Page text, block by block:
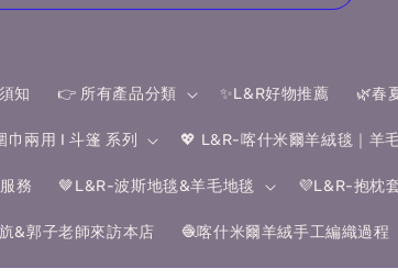
知 👉 所有產品分類 ✨L&R好物推薦 🌿春
兩用 I 斗篷 系列 💖 L&R-喀什米爾羊絨毯｜羊
務 🤎L&R-波斯地毯&羊毛地毯 💜L&R-抱枕
&郭子老師來訪本店 🧶喀什米爾羊絨手工編織過程